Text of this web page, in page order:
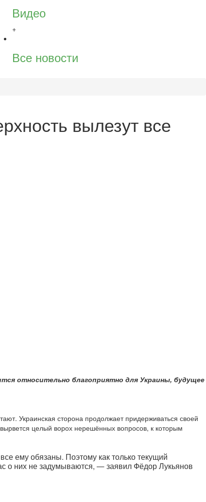
Видео
+
Все новости
вылезут все
относительно благоприятно для Украины, будущее
Украинская сторона продолжает придерживаться своей
целый ворох нерешённых вопросов, к которым
ему обязаны. Поэтому как только текущий
о них не задумываются, — заявил Фёдор Лукьянов